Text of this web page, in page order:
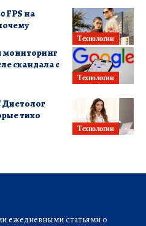
Технологии
FPS на
Технологии
мониторинг
скандала с
Технологии
Диетолог
тихо
ежедневными статьями о